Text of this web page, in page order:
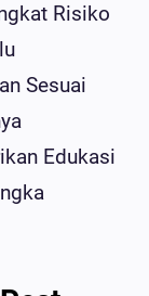
Risiko
Sesuai
Edukasi